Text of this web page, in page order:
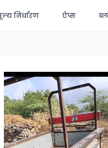
निर्धारण ऐप्स